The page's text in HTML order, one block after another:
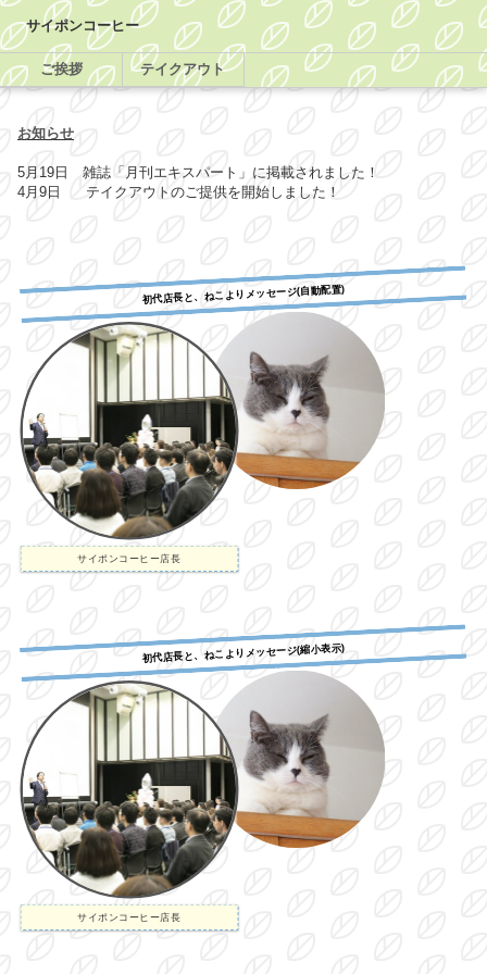
サイポンコーヒー
ご挨拶 テイクアウト
お知らせ
5月19日 雑誌「月刊エキスパート」に掲載されました！
4月9日 テイクアウトのご提供を開始しました！
初代店長と、ねこよりメッセージ(自動配置)
サイポンコーヒー店長
初代店長と、ねこよりメッセージ(縮小表示)
サイポンコーヒー店長